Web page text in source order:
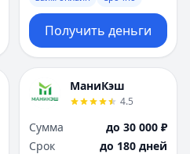
Получить деньги
МаниКэш
4.5
Сумма
до 30 000 ₽
Срок
до 180 дней